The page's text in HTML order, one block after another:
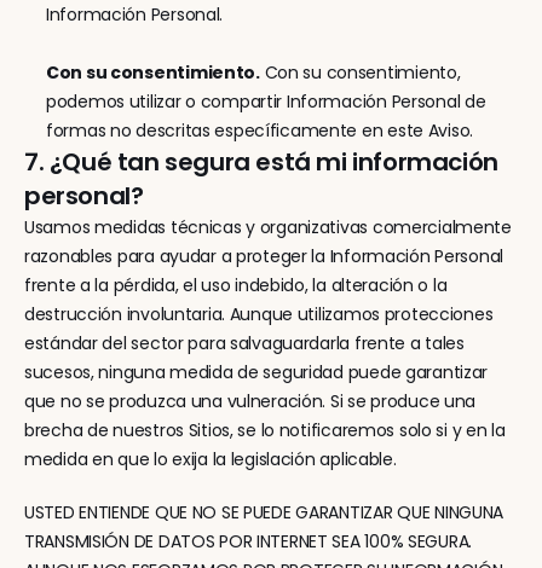
Información Personal.
Con su consentimiento. Con su consentimiento,
podemos utilizar o compartir Información Personal de
formas no descritas específicamente en este Aviso.
7. ¿Qué tan segura está mi información
personal?
Usamos medidas técnicas y organizativas comercialmente
razonables para ayudar a proteger la Información Personal
frente a la pérdida, el uso indebido, la alteración o la
destrucción involuntaria. Aunque utilizamos protecciones
estándar del sector para salvaguardarla frente a tales
sucesos, ninguna medida de seguridad puede garantizar
que no se produzca una vulneración. Si se produce una
brecha de nuestros Sitios, se lo notificaremos solo si y en la
medida en que lo exija la legislación aplicable.
USTED ENTIENDE QUE NO SE PUEDE GARANTIZAR QUE NINGUNA
TRANSMISIÓN DE DATOS POR INTERNET SEA 100% SEGURA.